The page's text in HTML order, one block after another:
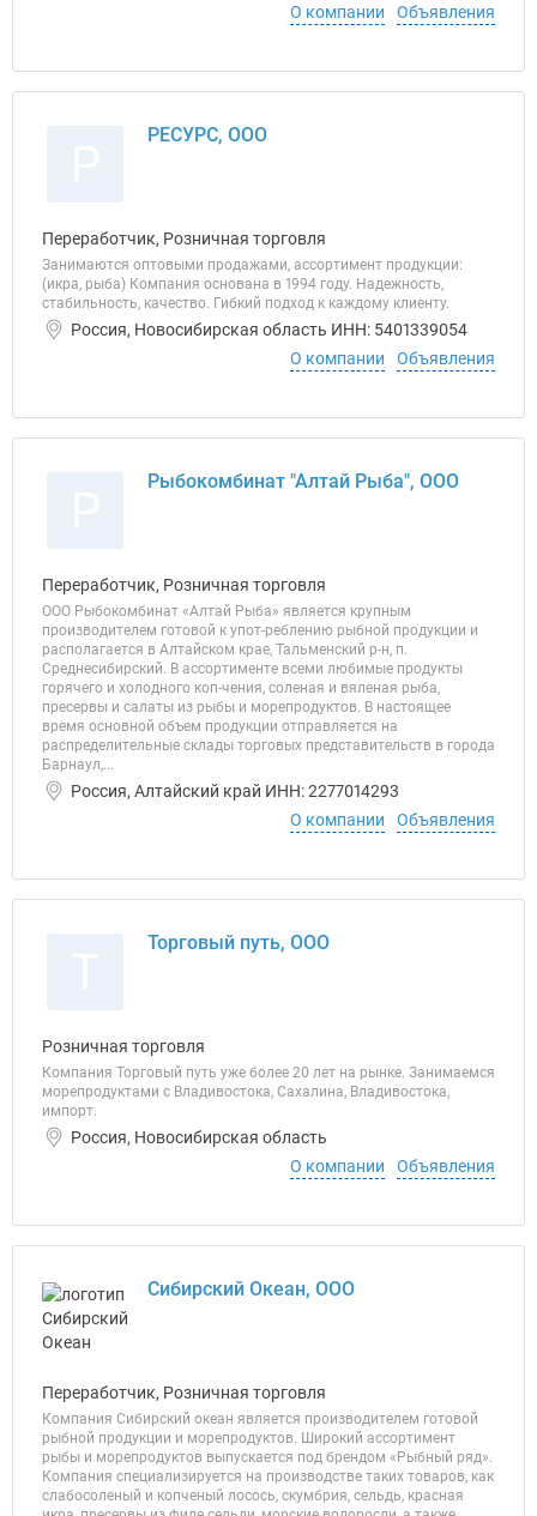
О компании Объявления
РЕСУРС, ООО
Переработчик, Розничная торговля
Занимаются оптовыми продажами, ассортимент продукции:
(икра, рыба) Компания основана в 1994 году. Надежность,
стабильность, качество. Гибкий подход к каждому клиенту.
Россия, Новосибирская область ИНН: 5401339054
О компании
Объявления
Рыбокомбинат "Алтай Рыба", ООО
Переработчик, Розничная торговля
ООО Рыбокомбинат «Алтай Рыба» является крупным
производителем готовой к упот-реблению рыбной продукции и
располагается в Алтайском крае, Тальменский р-н, п.
Среднесибирский. В ассортименте всеми любимые продукты
горячего и холодного коп-чения, соленая и вяленая рыба,
пресервы и салаты из рыбы и морепродуктов. В настоящее
время основной объем продукции отправляется на
распределительные склады торговых представительств в города
Барнаул,...
Россия, Алтайский край ИНН: 2277014293
О компании
Объявления
Торговый путь, ООО
Розничная торговля
Компания Торговый путь уже более 20 лет на рынке. Занимаемся
морепродуктами с Владивостока, Сахалина, Владивостока,
импорт.
Россия, Новосибирская область
О компании
Объявления
Сибирский Океан, ООО
Переработчик, Розничная торговля
Компания Сибирский океан является производителем готовой
рыбной продукции и морепродуктов. Широкий ассортимент
рыбы и морепродуктов выпускается под брендом «Рыбный ряд».
Компания специализируется на производстве таких товаров, как
слабосоленый и копченый лосось, скумбрия, сельдь, красная